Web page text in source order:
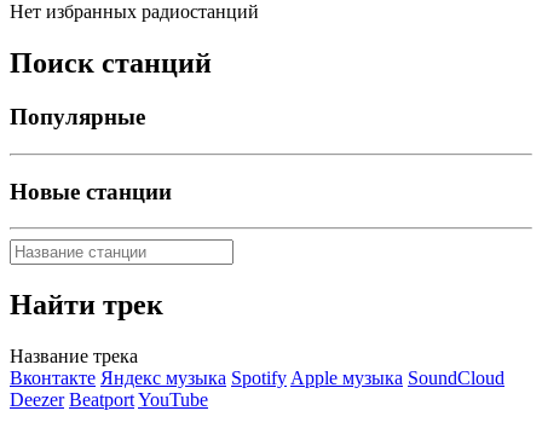
Нет избранных радиостанций
Поиск станций
Популярные
Новые станции
Найти трек
Название трека
Вконтакте Яндекс музыка Spotify Apple музыка SoundCloud
Deezer BeatportYouTube